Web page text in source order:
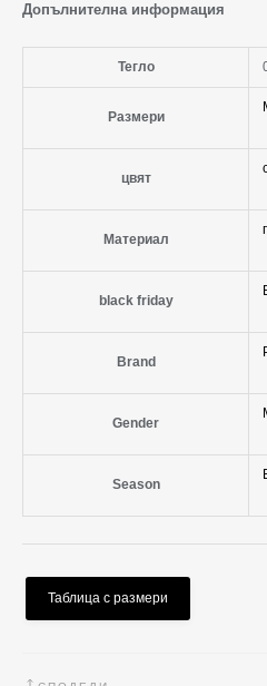
Допълнителна информация
Тегло
Размери
цвят
Материал
black friday
Brand
Gender
Season
Таблица с размери